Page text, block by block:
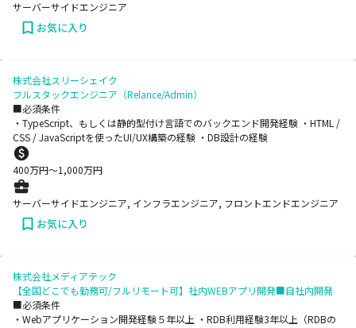
サーバーサイドエンジニア
お気に入り
株式会社スリーシェイク
フルスタックエンジニア（Relance/Admin）
■必須条件
・TypeScript、もしくは静的型付け言語でのバックエンド開発経験 ・HTML /
CSS / JavaScriptを使ったUI/UX構築の経験 ・DB設計の経験
400万円〜1,000万円
サーバーサイドエンジニア, インフラエンジニア, フロントエンドエンジニア
お気に入り
株式会社メディアテック
【全国どこでも勤務可/フルリモート可】社内WEBアプリ開発■自社内開発
■必須条件
・Webアプリケーション開発経験５年以上 ・RDB利用経験3年以上（RDBの